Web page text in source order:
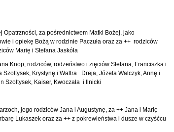
Opatrzności, za pośrednictwem Matki Bożej, jako
i opiekę Bożą w rodzinie Paczuła oraz za ++ rodziców
Marię i Stefana Jaskóła
Knop, rodziców, rodzeństwo i zięciów Stefana, Franciszka i
Krystynę i Waltra Dreja, Józefa Walczyk, Annę i
Szołtysek, Kaiser, Kwoczała i Ilnicki
jego rodziców Jana i Augustynę, za ++ Jana i Marię
Lukaszek oraz za ++ z pokrewieństwa i dusze w czyśćcu